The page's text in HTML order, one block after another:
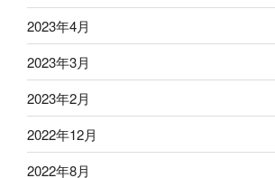
2023年4月
2023年3月
2023年2月
2022年12月
2022年8月